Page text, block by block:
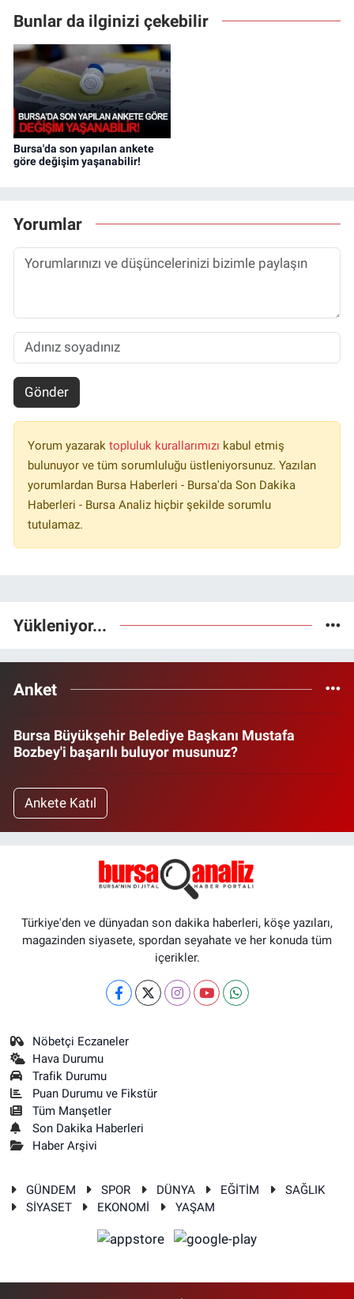
Bunlar da ilginizi çekebilir
Bursa'da son yapılan ankete
göre değişim yaşanabilir!
Yorumlar
Gönder
Yorum yazarak topluluk kurallarımızı kabul etmiş
bulunuyor ve tüm sorumluluğu üstleniyorsunuz. Yazılan
yorumlardan Bursa Haberleri - Bursa'da Son Dakika
Haberleri - Bursa Analiz hiçbir şekilde sorumlu
tutulamaz.
Yükleniyor...
Anket
Bursa Büyükşehir Belediye Başkanı Mustafa
Bozbey'i başarılı buluyor musunuz?
Ankete Katıl
Türkiye'den ve dünyadan son dakika haberleri, köşe yazıları,
magazinden siyasete, spordan seyahate ve her konuda tüm
içerikler.
Nöbetçi Eczaneler
Hava Durumu
Trafik Durumu
Puan Durumu ve Fikstür
Tüm Manşetler
Son Dakika Haberleri
Haber Arşivi
GÜNDEM SPOR DÜNYA EĞİTİM
SAĞLIK
SİYASET
EKONOMİ YAŞAM